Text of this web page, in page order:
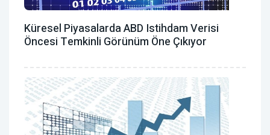
Küresel Piyasalarda ABD Istihdam Verisi
Öncesi Temkinli Görünüm Öne Çıkıyor